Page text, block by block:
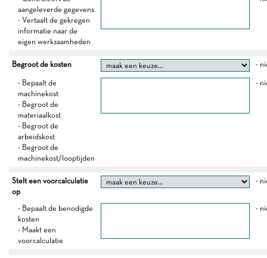
aangeleverde gegevens
- Vertaalt de gekregen
informatie naar de
eigen werkzaamheden
Begroot de kosten -
- Bepaalt de
machinekost
- Begroot de
materiaalkost
- Begroot de
arbeidskost
- Begroot de
machinekost/looptijden
-
Stelt een voorcalculatie
op
-
- Bepaalt de benodigde
kosten
- Maakt een
voorcalculatie
-